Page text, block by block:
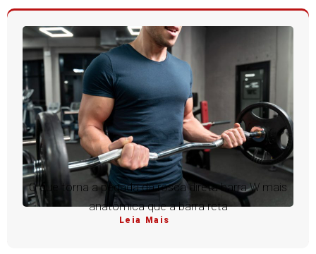
O que torna a pegada da rosca direta barra W mais
anatômica que a barra reta
Leia Mais